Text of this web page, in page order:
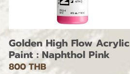
Golden High Flow Acrylic
Paint : Naphthol Pink
800 THB